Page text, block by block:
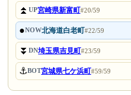
⏫UP宮崎県新富町#20/59
●NOW北海道白老町#22/59
⏬DN埼玉県吉見町#23/59
⚓BOT宮城県七ケ浜町#59/59